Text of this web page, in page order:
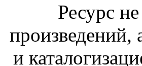
Ресурс
произведений,
и